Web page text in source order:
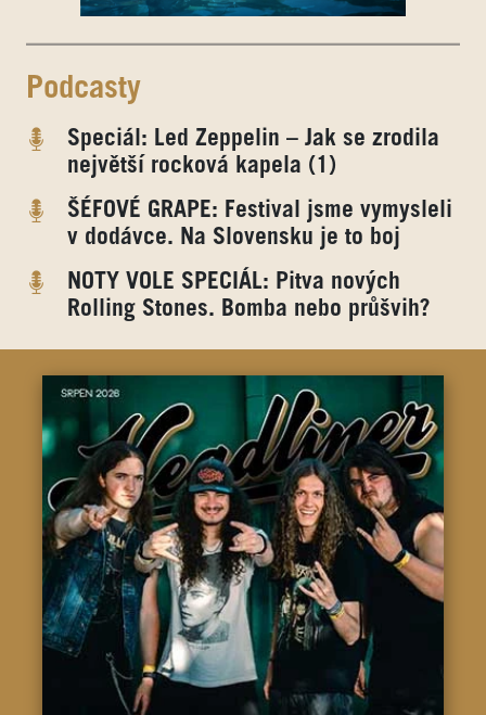
Podcasty
Speciál: Led Zeppelin – Jak se zrodila
největší rocková kapela (1)
ŠÉFOVÉ GRAPE: Festival jsme vymysleli
v dodávce. Na Slovensku je to boj
NOTY VOLE SPECIÁL: Pitva nových
Rolling Stones. Bomba nebo průšvih?